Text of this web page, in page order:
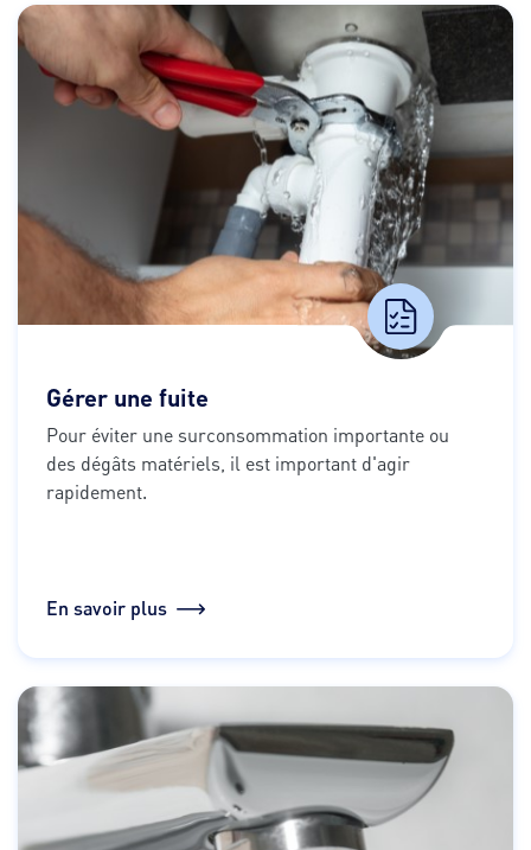
Gérer une fuite
Pour éviter une surconsommation importante ou
des dégâts matériels, il est important d'agir
rapidement.
En savoir plus